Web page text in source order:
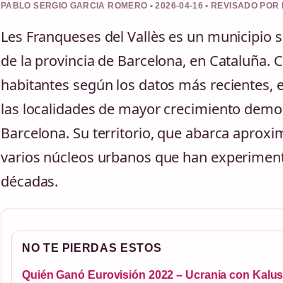
PABLO SERGIO GARCIA ROMERO • 2026-04-16 • REVISADO POR
Les Franqueses del Vallès es un
de la provincia de Barcelona, en Cataluña.
habitantes según los datos más
las localidades de mayor crecimiento
Barcelona. Su territorio, que abarca
varios núcleos urbanos que han
décadas.
NO TE PIERDAS ESTOS
Quién Ganó Eurovisión 2022 – Ucrania con